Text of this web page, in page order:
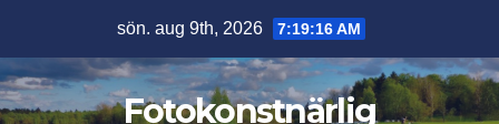
innehåll
sön. aug 9th, 2026 7:19:17 AM
Fotokonstnärlig